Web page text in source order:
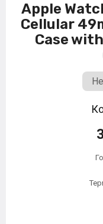
Apple
Cellular
Case